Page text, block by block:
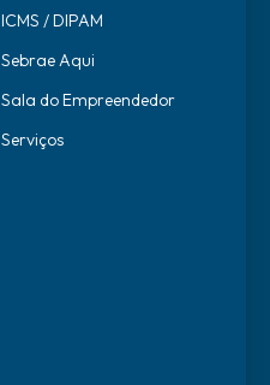
ICMS / DIPAM
Sebrae Aqui
Sala do Empreendedor
Serviços